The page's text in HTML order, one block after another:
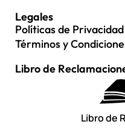
Legales
Políticas de Privacidad
Términos y
Libro de
Libro de